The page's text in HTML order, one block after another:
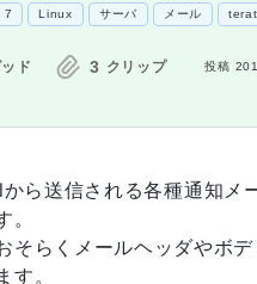
7 Linux サーバ メール
ド 3 クリップ 投稿
ら送信される各種通知メ
。
そらくメールヘッダやボ
す。